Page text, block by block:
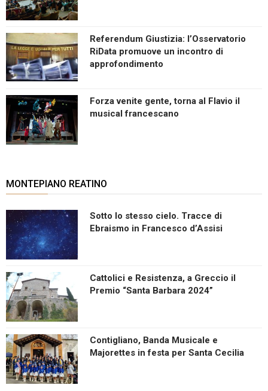
Referendum Giustizia: l’Osservatorio
RiData promuove un incontro di
approfondimento
Forza venite gente, torna al Flavio il
musical francescano
MONTEPIANO REATINO
Sotto lo stesso cielo. Tracce di
Ebraismo in Francesco d’Assisi
Cattolici e Resistenza, a Greccio il
Premio “Santa Barbara 2024”
Contigliano, Banda Musicale e
Majorettes in festa per Santa Cecilia